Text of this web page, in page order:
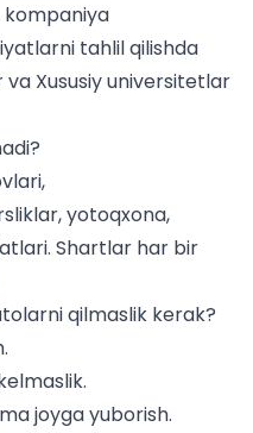
tahlil qilishda
va Xususiy universitetlar
yotoqxona,
Shartlar har bir
qilmaslik kerak?
joyga yuborish.